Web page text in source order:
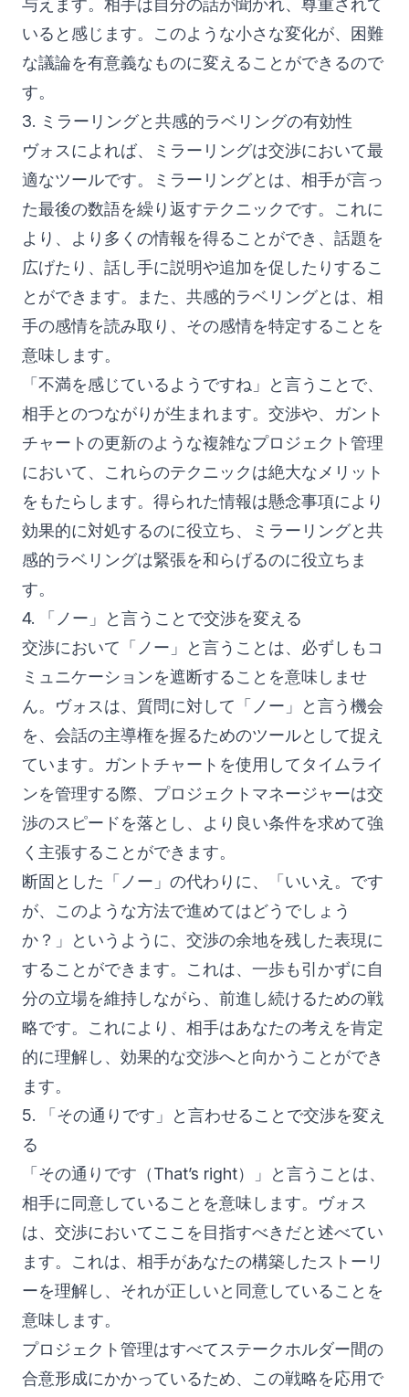
与えます。相手は自分の話が聞かれ、尊重されて
いると感じます。このような小さな変化が、困難
な議論を有意義なものに変えることができるので
す。
3. ミラーリングと共感的ラベリングの有効性
ヴォスによれば、ミラーリングは交渉において最
適なツールです。ミラーリングとは、相手が言っ
た最後の数語を繰り返すテクニックです。これに
より、より多くの情報を得ることができ、話題を
広げたり、話し手に説明や追加を促したりするこ
とができます。また、共感的ラベリングとは、相
手の感情を読み取り、その感情を特定することを
意味します。
「不満を感じているようですね」と言うことで、
相手とのつながりが生まれます。交渉や、ガント
チャートの更新のような複雑なプロジェクト管理
において、これらのテクニックは絶大なメリット
をもたらします。得られた情報は懸念事項により
効果的に対処するのに役立ち、ミラーリングと共
感的ラベリングは緊張を和らげるのに役立ちま
す。
4. 「ノー」と言うことで交渉を変える
交渉において「ノー」と言うことは、必ずしもコ
ミュニケーションを遮断することを意味しませ
ん。ヴォスは、質問に対して「ノー」と言う機会
を、会話の主導権を握るためのツールとして捉え
ています。ガントチャートを使用してタイムライ
ンを管理する際、プロジェクトマネージャーは交
渉のスピードを落とし、より良い条件を求めて強
く主張することができます。
断固とした「ノー」の代わりに、「いいえ。です
が、このような方法で進めてはどうでしょう
か？」というように、交渉の余地を残した表現に
することができます。これは、一歩も引かずに自
分の立場を維持しながら、前進し続けるための戦
略です。これにより、相手はあなたの考えを肯定
的に理解し、効果的な交渉へと向かうことができ
ます。
5. 「その通りです」と言わせることで交渉を変え
る
「その通りです（That’s right）」と言うことは、
相手に同意していることを意味します。ヴォス
は、交渉においてここを目指すべきだと述べてい
ます。これは、相手があなたの構築したストーリ
ーを理解し、それが正しいと同意していることを
意味します。
プロジェクト管理はすべてステークホルダー間の
合意形成にかかっているため、この戦略を応用で